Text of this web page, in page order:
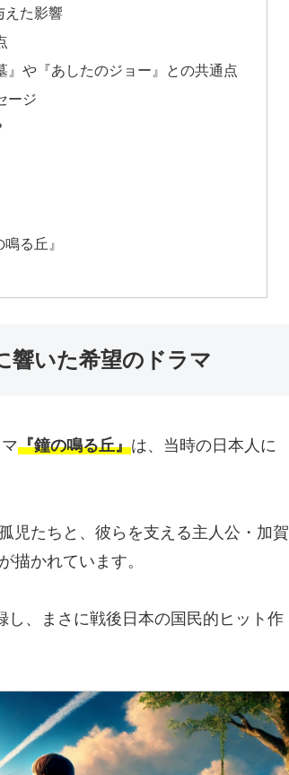
えた影響
や『あしたのジョー』との共通点
ージ
る丘』
響いた希望のドラマ
『鐘の鳴る丘』は、当時の日本人に
児たちと、彼らを支える主人公・加賀
が描かれています。
し、まさに戦後日本の国民的ヒット作